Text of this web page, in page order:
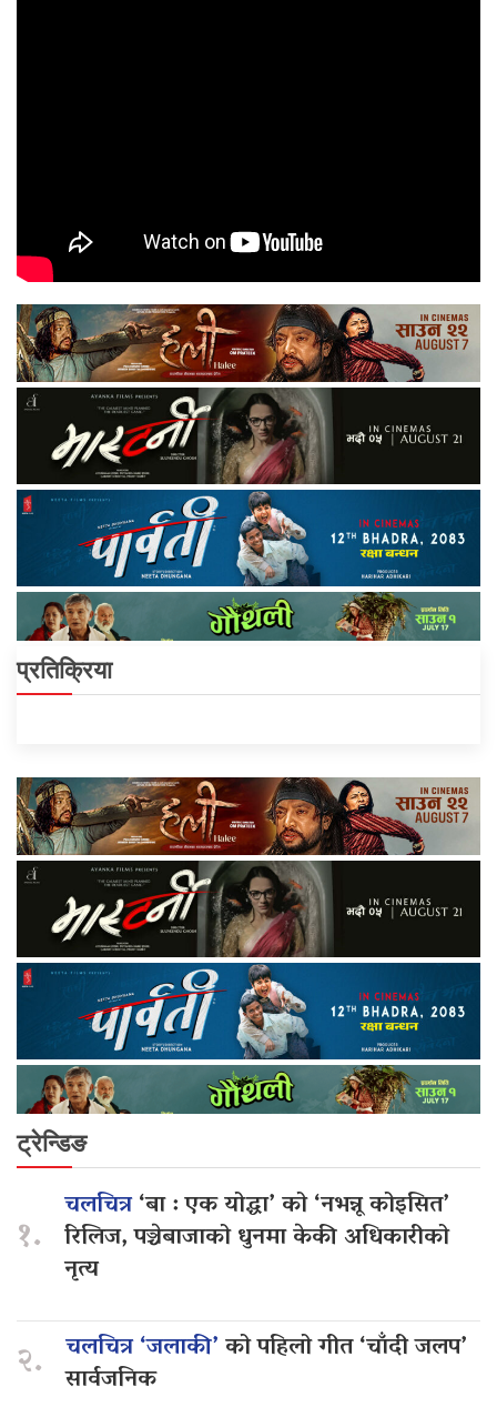
प्रतिक्रिया
ट्रेन्डिङ
१.
चलचित्र‘बा : एक योद्धा’ को ‘नभन्नू कोइसित’
रिलिज, पञ्चेबाजाको धुनमा केकी अधिकारीको
नृत्य
२. चलचित्र ‘जलाकी’को पहिलो गीत ‘चाँदी जलप’
सार्वजनिक